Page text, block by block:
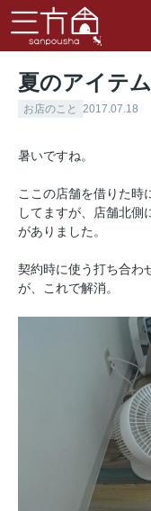
夏のアイテム
お店のこと 2017.07.18
暑いですね。
ここの店舗を借りた時
してますが、店舗北側
がありました。
契約時に使う打ち合わ
が、これで解消。